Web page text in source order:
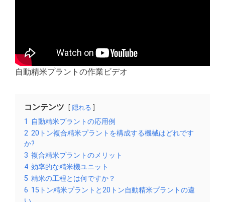
自動精米プラントの作業ビデオ
コンテンツ 隠れる
1
自動精米プラントの応用例
2 20トン複合精米プラントを構成する機械はどれです
か?
3 複合精米プラントのメリット
4 効率的な精米機ユニット
5 精米の工程とは何ですか？
6 15トン精米プラントと20トン自動精米プラントの違